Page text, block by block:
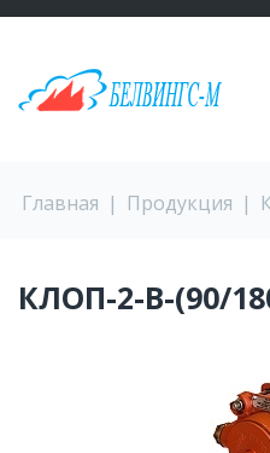
Перейти к основному
ВЫ ЗДЕСЬ
Главная | Продукция |
КЛОП-2-В-(90/